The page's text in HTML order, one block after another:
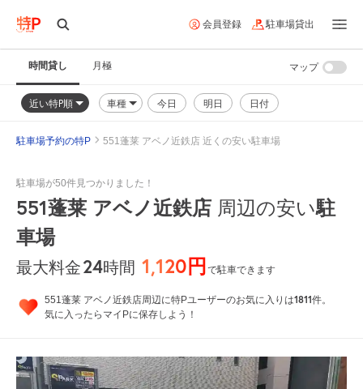
会員登録 駐車場貸出
時間貸し 月極
近い特P順 車種 今日 明日 日付
マップ
駐車場予約の特P 551蓬莱 アベノ近鉄店 近くの安い駐車場
駐車場が50件見つかりました！
551蓬莱 アベノ近鉄店 周辺の安い駐
車場
最大料金24時間 1,120円で駐車できます
551蓬莱 アベノ近鉄店周辺に特Pユーザーのお気に入りは1811件。
気に入ったらマイPに保存しよう！